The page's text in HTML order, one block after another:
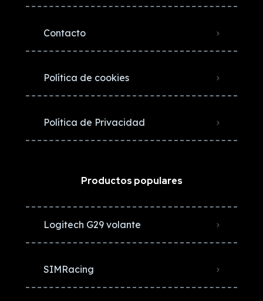
Contacto
Política de cookies
Política de Privacidad
Productos populares
Logitech G29 volante
SIMRacing